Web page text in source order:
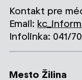
Kontakt pre
Email:
Infolinka: 041/
Mesto Žilina